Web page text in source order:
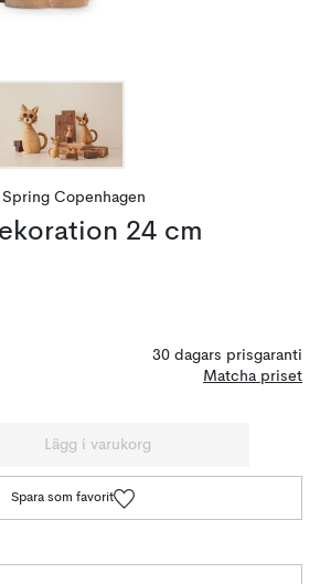
Spring Copenhagen
24 cm
30 dagars prisgaranti
Matcha priset
Lägg i varukorg
Spara som favorit